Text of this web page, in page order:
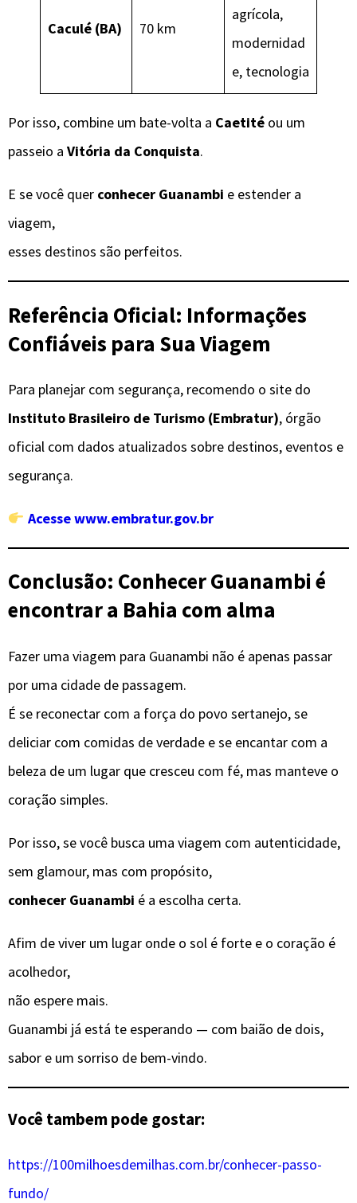
Caculé (BA) 70 km
agrícola,
modernidad
e, tecnologia
Por isso, combine um bate-volta a Caetité ou um
passeio a Vitória da Conquista.
E se você quer conhecer Guanambi e estender a
viagem,
esses destinos são perfeitos.
Referência Oficial: Informações
Confiáveis para Sua Viagem
Para planejar com segurança, recomendo o site do
Instituto Brasileiro de Turismo (Embratur), órgão
oficial com dados atualizados sobre destinos, eventos e
segurança.
Acesse www.embratur.gov.br
Conclusão: Conhecer Guanambi é
encontrar a Bahia com alma
Fazer uma viagem para Guanambi não é apenas passar
por uma cidade de passagem.
É se reconectar com a força do povo sertanejo, se
deliciar com comidas de verdade e se encantar com a
beleza de um lugar que cresceu com fé, mas manteve o
coração simples.
Por isso, se você busca uma viagem com autenticidade,
sem glamour, mas com propósito,
conhecer Guanambi é a escolha certa.
Afim de viver um lugar onde o sol é forte e o coração é
acolhedor,
não espere mais.
Guanambi já está te esperando — com baião de dois,
sabor e um sorriso de bem-vindo.
Você tambem pode gostar:
https://100milhoesdemilhas.com.br/conhecer-passo-
fundo/